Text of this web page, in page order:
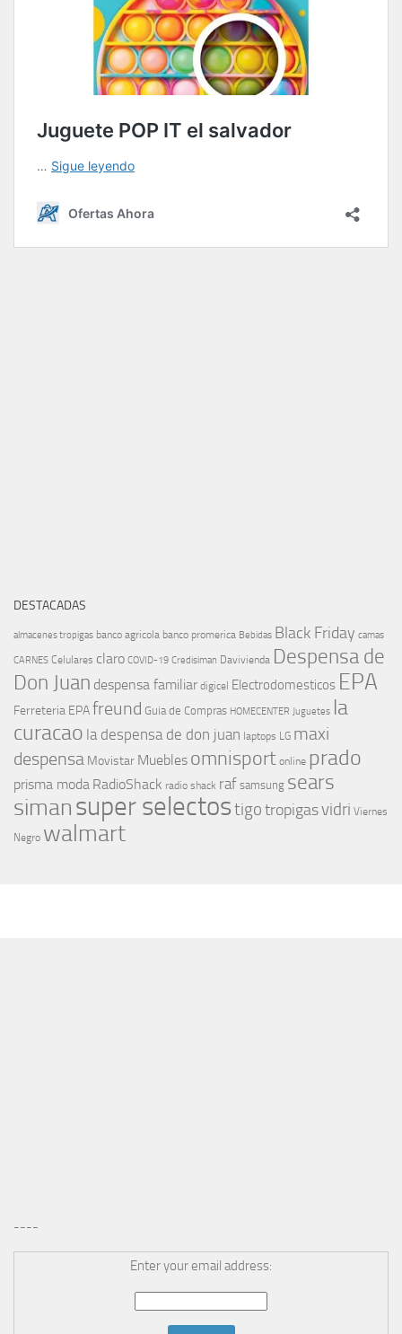
DESTACADAS
almacenes tropigas banco agricola banco promerica Bebidas Black Friday camas
CARNES Celulares claro COVID-19 Credisiman Davivienda Despensa de
Don Juan despensa familiar digicel Electrodomesticos EPA
Ferreteria EPAfreund Guia de Compras HOMECENTER Juguetes la
curacao la despensa de don juan laptops LG maxi
despensa Movistar Muebles omnisport online prado
prisma moda RadioShack radio shack raf samsung sears
simansuper selectostigotropigasvidri Viernes
Negro walmart
----
Enter your email address: